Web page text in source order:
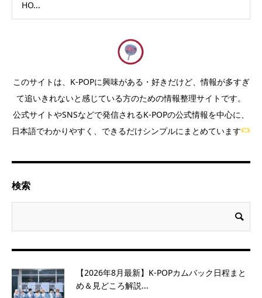
HO...
このサイトは、K-POPに興味がある・好きだけど、情報が多すぎ
て追いきれないと感じている方のための情報整理サイトです。
公式サイトやSNSなどで発信されるK-POPの公式情報を中心に、
日本語でわかりやすく、できるだけシンプルにまとめています
検索
【2026年8月最新】K-POPカムバック日程まと
め＆見どころ解説...